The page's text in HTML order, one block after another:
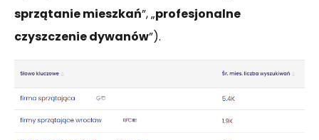
sprzątanie mieszkań”, „profesjonalne
czyszczenie dywanów”).